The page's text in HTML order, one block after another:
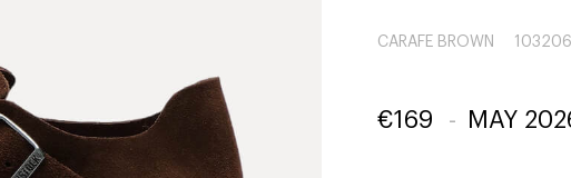
CARAFE BROWN
€169 - MAY